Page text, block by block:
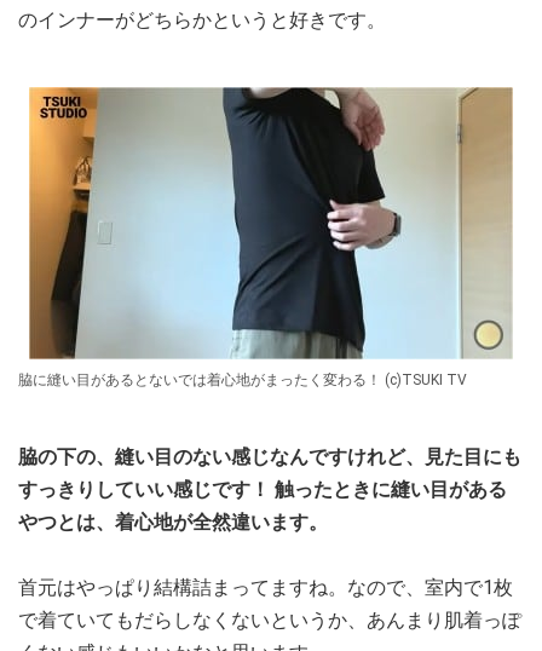
のインナーがどちらかというと好きです。
脇に縫い目があるとないでは着心地がまったく変わる！ (c)TSUKI TV
脇の下の、縫い目のない感じなんですけれど、見た目にも
すっきりしていい感じです！ 触ったときに縫い目がある
やつとは、着心地が全然違います。
首元はやっぱり結構詰まってますね。なので、室内で1枚
で着ていてもだらしなくないというか、あんまり肌着っぽ